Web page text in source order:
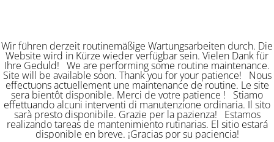
Wir führen derzeit routinemäßige Wartungsarbeiten durch. Die
Website wird in Kürze wieder verfügbar sein. Vielen Dank für
Ihre Geduld! We are performing some routine maintenance.
Site will be available soon. Thank you for your patience! Nous
effectuons actuellement une maintenance de routine. Le site
sera bientôt disponible. Merci de votre patience ! Stiamo
effettuando alcuni interventi di manutenzione ordinaria. Il sito
sarà presto disponibile. Grazie per la pazienza! Estamos
realizando tareas de mantenimiento rutinarias. El sitio estará
disponible en breve. ¡Gracias por su paciencia!